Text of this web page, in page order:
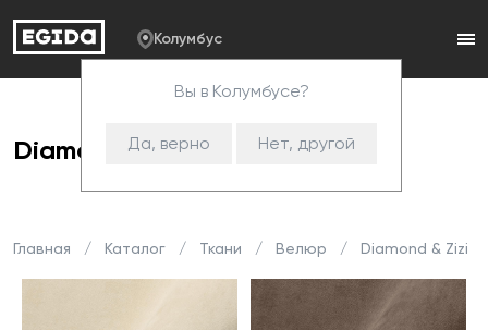
Колумбус
Вы в Колумбусе?
Да, верно Нет, другой
Diamond & Zizi
Главная Каталог Ткани Велюр Diamond & Zizi